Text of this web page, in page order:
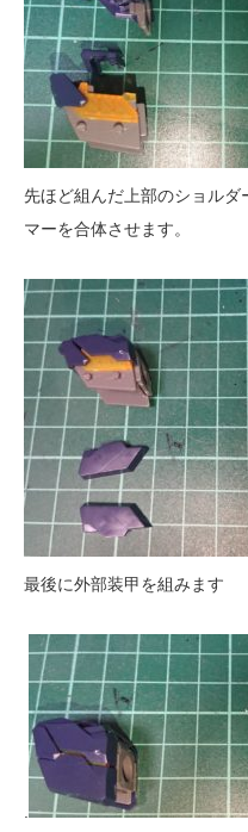
先ほど組んだ上部のショル
マーを合体させます。
最後に外部装甲を組みます
.